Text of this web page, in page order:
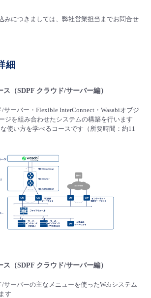
ューを見る
方法
ス
ド
バー
利用
トラクチャー
ンス
ー
みにつきましては、弊社営業担当までお問合せ
細
（SDPF クラウド/サーバー編）
/サーバー・Flexible InterConnect・Wasabiオブジ
ジを組み合わせたシステムの構築を行います
な使い方を学べるコースです（所要時間：約11
ス（SDPF クラウド/サーバー編）
/サーバーの主なメニューを使ったWebシステム
す